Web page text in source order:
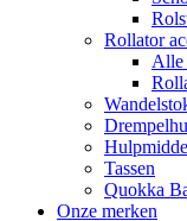
Rollator
Alle
Tassen
Quokka
Onze merken